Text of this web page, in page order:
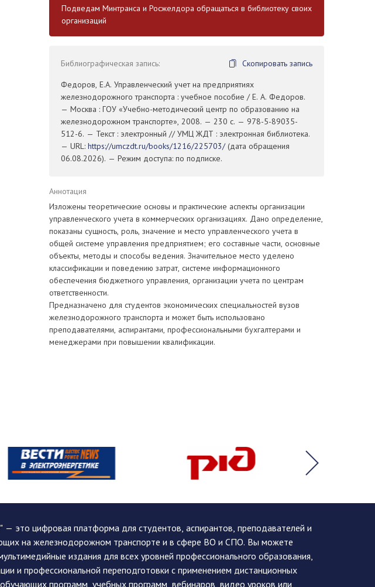
Подведам Минтранса и Росжелдора обращаться в библиотеку своих
организаций
Библиографическая запись:
Скопировать запись
Федоров, Е.А. Управленческий учет на предприятиях
железнодорожного транспорта : учебное пособие / Е. А. Федоров.
— Москва : ГОУ «Учебно-методический центр по образованию на
железнодорожном транспорте», 2008. — 230 с. — 978-5-89035-
512-6. — Текст : электронный // УМЦ ЖДТ : электронная библиотека.
— URL: https://umczdt.ru/books/1216/225703/(дата обращения
06.08.2026). — Режим доступа: по подписке.
Аннотация
Изложены теоретические основы и практические аспекты организации
управленческого учета в коммерческих организациях. Дано определение,
показаны сущность, роль, значение и место управленческого учета в
общей системе управления предприятием; его составные части, основные
объекты, методы и способы ведения. Значительное место уделено
классификации и поведению затрат, системе информационного
обеспечения бюджетного управления, организации учета по центрам
ответственности.
Предназначено для студентов экономических специальностей вузов
железнодорожного транспорта и может быть использовано
преподавателями, аспирантами, профессиональными бухгалтерами и
менеджерами при повышении квалификации.
это цифровая платформа для студентов, аспирантов, преподавателей и
на железнодорожном транспорте и в сфере ВО и СПО. Вы можете
издания для всех уровней профессионального образования,
и профессиональной переподготовки с применением дистанционных
программ, учебных программ, вебинаров, видео уроков или